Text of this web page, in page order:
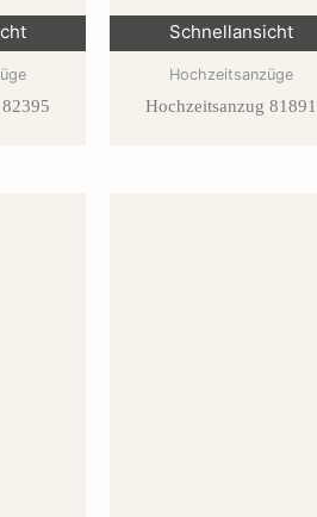
Schnellansicht
Hochzeitsanzüge
Hochzeitsanzug 81891